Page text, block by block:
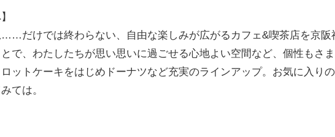
だけでは終わらない、自由な楽しみが広がるカフェ&喫茶店を京阪
で、わたしたちが思い思いに過ごせる心地よい空間など、個性もさ
ットケーキをはじめドーナツなど充実のラインアップ。お気に入り
ては。